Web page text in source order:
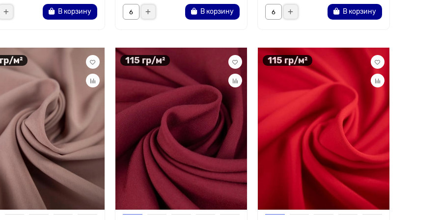
В корзину В корзину В корзину
м² 115 гр/м² 115 гр/м²